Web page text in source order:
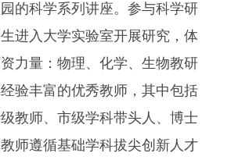
的科学系列讲座。参与科学研
进入大学实验室开展研究，体
力量：物理、化学、生物教研
验丰富的优秀教师，其中包括
教师、市级学科带头人、博士
师遵循基础学科拔尖创新人才